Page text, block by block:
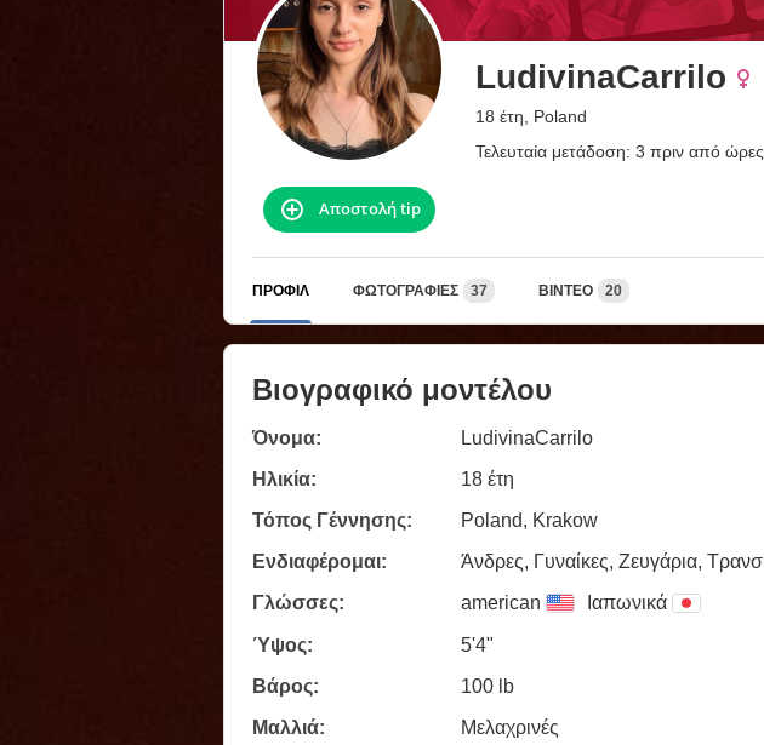
LudivinaCarrilo
18 έτη, Poland
Τελευταία μετάδοση: 3 πριν από ώρες
Αποστολή tip
ΠΡΟΦΊΛ ΦΩΤΟΓΡΑΦΊΕΣ 37 ΒΊΝΤΕΟ 20
Βιογραφικό μοντέλου
Όνομα:
LudivinaCarrilo
Ηλικία:
18 έτη
Τόπος Γέννησης:
Poland, Krakow
Ενδιαφέρομαι:
Άνδρες, Γυναίκες, Zευγάρια, Τρανσ
Γλώσσες:
american Ιαπωνικά
Ύψος:
5'4"
Βάρος:
100 lb
Μαλλιά:
Μελαχρινές